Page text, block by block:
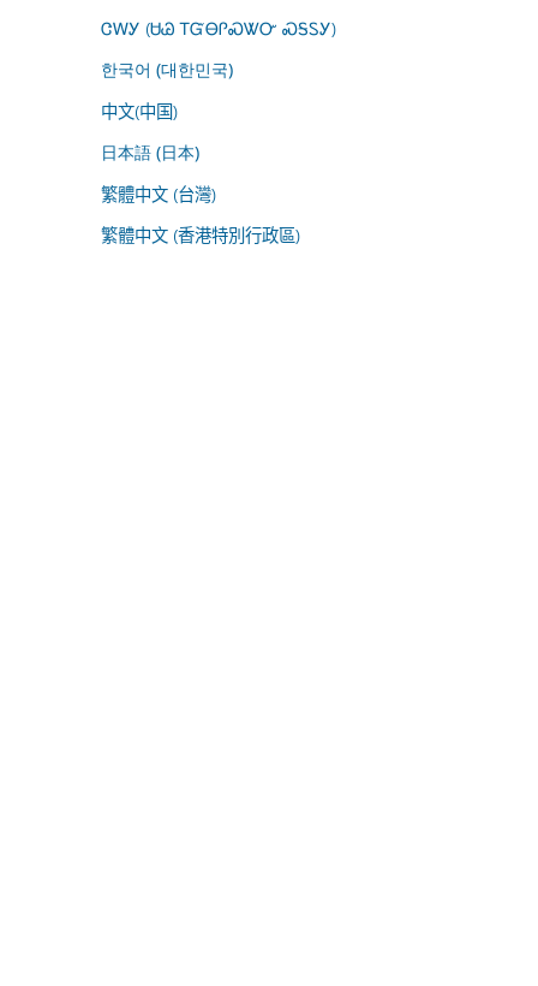
ᏣᎳᎩ (ᏌᏊ ᎢᏳᎾᎵᏍᏔᏅ ᏍᎦᏚᎩ)
한국어 (대한민국)
中文(中国)
日本語 (日本)
繁體中文 (台灣)
繁體中文 (香港特別行政區)